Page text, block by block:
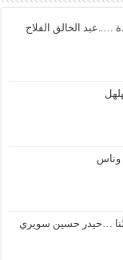
…..عبد الخالق الفلاح
وناس
…حيدر حسين سويري